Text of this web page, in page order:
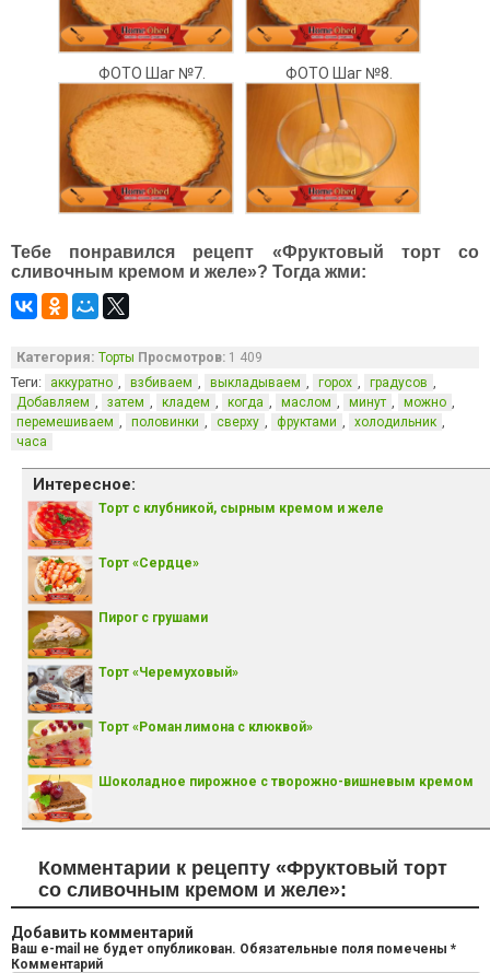
ФОТО Шаг №7. ФОТО Шаг №8.
Тебе понравился рецепт «Фруктовый торт со
сливочным кремом и желе»? Тогда жми:
Категория: Торты Просмотров: 1 409
Теги: аккуратно , взбиваем , выкладываем , горох , градусов ,
Добавляем , затем , кладем , когда , маслом , минут , можно ,
перемешиваем , половинки , сверху , фруктами , холодильник ,
часа
Интересное:
Торт с клубникой, сырным кремом и желе
Торт «Сердце»
Пирог с грушами
Торт «Черемуховый»
Торт «Роман лимона с клюквой»
Шоколадное пирожное с творожно-вишневым кремом
Комментарии к рецепту «Фруктовый торт
со сливочным кремом и желе»:
Добавить комментарий
Ваш e-mail не будет опубликован. Обязательные поля помечены *
Комментарий